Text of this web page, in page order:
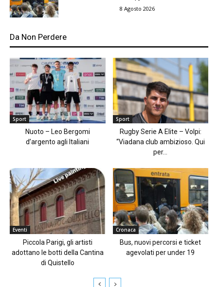
8 Agosto 2026
Da Non Perdere
Sport
Nuoto – Leo Bergomi
d’argento agli Italiani
Sport
Rugby Serie A Elite – Volpi:
“Viadana club ambizioso. Qui
per...
Eventi
Piccola Parigi, gli artisti
adottano le botti della Cantina
di Quistello
Cronaca
Bus, nuovi percorsi e ticket
agevolati per under 19